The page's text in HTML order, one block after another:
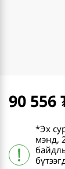
90 556
*Эх
мэнд,